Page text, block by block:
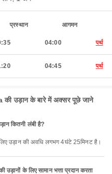
प्रस्थान आगमन
04:00 पर्थ
04:45 पर्थ
उड़ान के बारे में अक्सर पूछे जाने
कितनी लंबी है?
उड़ान की अवधि लगभग 4घंटे 25मिनट है।
के लिए सामान भत्ता प्रदान करता